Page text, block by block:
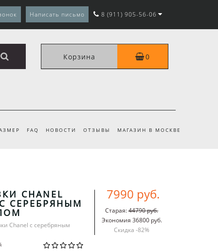
Написать письмо 8 (911) 905-56-06
Корзина 0
FAQ НОВОСТИ ОТЗЫВЫ МАГАЗИН В МОСКВЕ
CHANEL
СЕРЕБРЯНЫМ
Chanel с серебряным
7990 руб.
Старая:44790 руб.
Экономия 36800 руб.
Скидка -82%